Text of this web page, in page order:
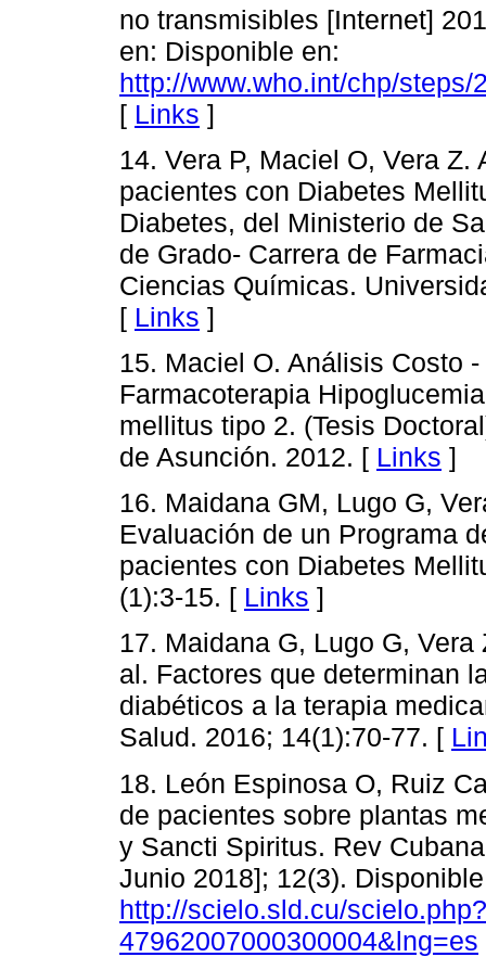
no transmisibles [Internet]
en: Disponible en:
http://www.who.int/chp/
[ Links ]
14. Vera P, Maciel O, Vera
pacientes con Diabetes
Diabetes, del Ministerio de
de Grado- Carrera de
Ciencias Químicas.
[ Links ]
15. Maciel O. Análisis Costo
Farmacoterapia
mellitus tipo 2. (Tesis
de Asunción. 2012. [ Links ]
16. Maidana GM, Lugo G,
Evaluación de un Programa
pacientes con Diabetes
(1):3-15. [ Links ]
17. Maidana G, Lugo G,
al. Factores que determinan
diabéticos a la terapia
Salud. 2016; 14(1):70-77. [
18. León Espinosa O, Ruiz
de pacientes sobre plantas
y Sancti Spiritus. Rev
Junio 2018]; 12(3).
http://scielo.sld.cu/
47962007000300004&lng=es